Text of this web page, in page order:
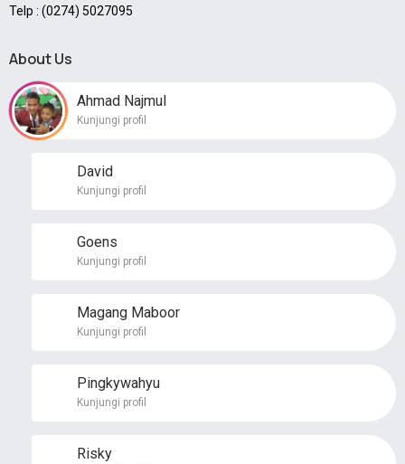
Telp : (0274) 5027095
About Us
Ahmad Najmul
Kunjungi profil
David
Kunjungi profil
Goens
Kunjungi profil
Magang Maboor
Kunjungi profil
Pingkywahyu
Kunjungi profil
Risky